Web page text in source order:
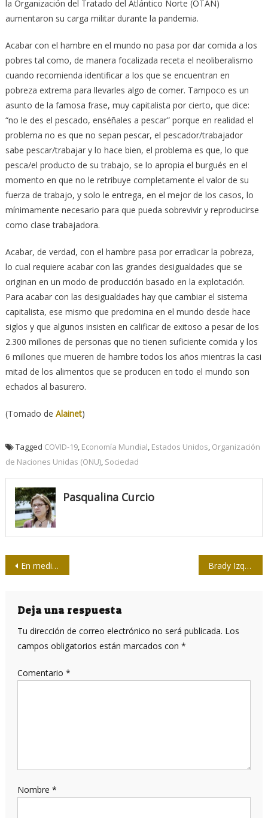
la Organización del Tratado del Atlántico Norte (OTAN)
aumentaron su carga militar durante la pandemia.
Acabar con el hambre en el mundo no pasa por dar comida a los
pobres tal como, de manera focalizada receta el neoliberalismo
cuando recomienda identificar a los que se encuentran en
pobreza extrema para llevarles algo de comer. Tampoco es un
asunto de la famosa frase, muy capitalista por cierto, que dice:
“no le des el pescado, enséñales a pescar” porque en realidad el
problema no es que no sepan pescar, el pescador/trabajador
sabe pescar/trabajar y lo hace bien, el problema es que, lo que
pesca/el producto de su trabajo, se lo apropia el burgués en el
momento en que no le retribuye completamente el valor de su
fuerza de trabajo, y solo le entrega, en el mejor de los casos, lo
mínimamente necesario para que pueda sobrevivir y reproducirse
como clase trabajadora.
Acabar, de verdad, con el hambre pasa por erradicar la pobreza,
lo cual requiere acabar con las grandes desigualdades que se
originan en un modo de producción basado en la explotación.
Para acabar con las desigualdades hay que cambiar el sistema
capitalista, ese mismo que predomina en el mundo desde hace
siglos y que algunos insisten en calificar de exitoso a pesar de los
2.300 millones de personas que no tienen suficiente comida y los
6 millones que mueren de hambre todos los años mientras la casi
mitad de los alimentos que se producen en todo el mundo son
echados al basurero.
(Tomado de Alainet)
Tagged COVID-19, Economía Mundial Estados Unidos Organización
de Naciones Unidas (ONU), Sociedad
Pasqualina Curcio
Navegación
entradas
En medio de las redes Brady Izquierdo: Los medios no explotan al máximo la caricatura y la ilustración
Deja una respuesta
Tu dirección de correo electrónico no será publicada. Los
campos obligatorios están marcados con *
Comentario *
Nombre *